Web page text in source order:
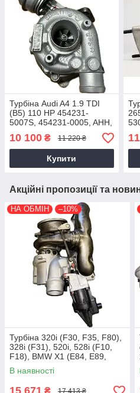
Турбіна Audi A4 1.9 TDI
(B5) 110 HP 454231-
5007S, 454231-0005, AHH,
038145702K, 1997-1999
10 100 ₴ 11 220 ₴
Купити
Акційні пропозиції та
НА ОБМІН –10%
Турбіна 320i (F30, F35, F80),
328i (F31), 520i, 528i (F10,
F18), BMW X1 (E84, E89,
F25) N20B20, 2011+, 2.0 L
В наявності
₴ 17 413 ₴